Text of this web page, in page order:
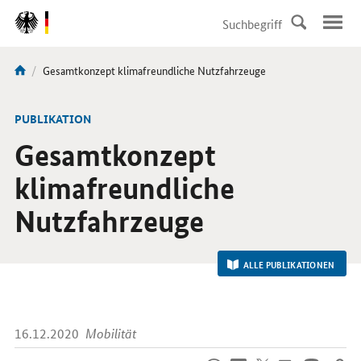
DirektZu:
Navigation
Sie
hier:
Aktuelle
Gesamtkonzept klimafreundliche Nutzfahrzeuge
PUBLIKATION
Gesamtkonzept
klimafreundliche
Nutzfahrzeuge
ALLE PUBLIKATIONEN
16.12.2020 Mobilität